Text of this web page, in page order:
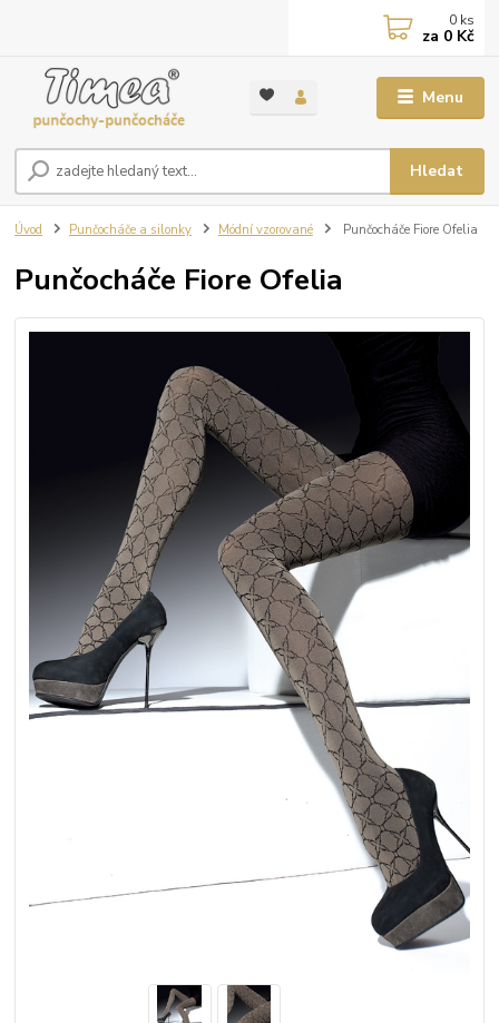
Menu
Hledat
0 ks
za 0 Kč
Úvod Punčocháče a silonky Módní vzorované Punčocháče Fiore Ofelia
Punčocháče Fiore Ofelia